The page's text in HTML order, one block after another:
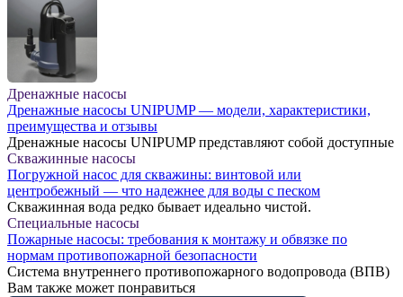
Дренажные насосы
Дренажные насосы UNIPUMP — модели, характеристики,
преимущества и отзывы
Дренажные насосы UNIPUMP представляют собой доступные
Скважинные насосы
Погружной насос для скважины: винтовой или
центробежный — что надежнее для воды с песком
Скважинная вода редко бывает идеально чистой.
Специальные насосы
Пожарные насосы: требования к монтажу и обвязке по
нормам противопожарной безопасности
Система внутреннего противопожарного водопровода (ВПВ)
Вам также может понравиться